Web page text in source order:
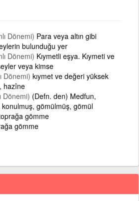
Dönemi) Para veya altın gibi
bulunduğu yer
Dönemi) Kıymetli eşya. Kıymeti ve
veya kimse
Dönemi) kıymet ve değeri yüksek
hazîne
Dönemi) (Defn. den) Medfun,
gömülmüş, gömül
gömme
gömme